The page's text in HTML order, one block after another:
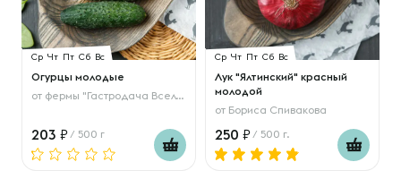
Ср Чт Пт Сб Вс
Огурцы молодые
от фермы "Гастродача Вселуг"
203 / 500 г
Ср Чт Пт Сб Вс
Лук "Ялтинский" красный
молодой
от Бориса Спивакова
250 / 500 г.